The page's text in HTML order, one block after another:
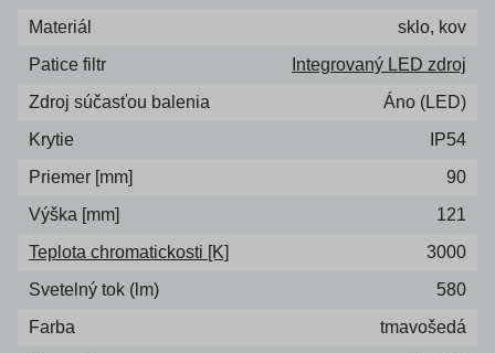
Materiál
sklo, kov
Patice filtr
Integrovaný LED zdroj
Zdroj súčasťou balenia
Áno (LED)
Krytie
IP54
Priemer [mm]
90
Výška [mm]
121
Teplota chromatickosti [K]
3000
Svetelný tok (lm)
580
Farba
tmavošedá